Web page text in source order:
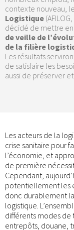
contexte nouveau,
Logistique
décidé de mettre
de veille de
de la filière
Les résultats
de satisfaire les
aussi de préserver
Les acteurs de la
crise sanitaire pour
l’économie, et
de première
Cependant,
potentiellement les
donc durablement
logistique.
différents modes de
entrepôts, douane,